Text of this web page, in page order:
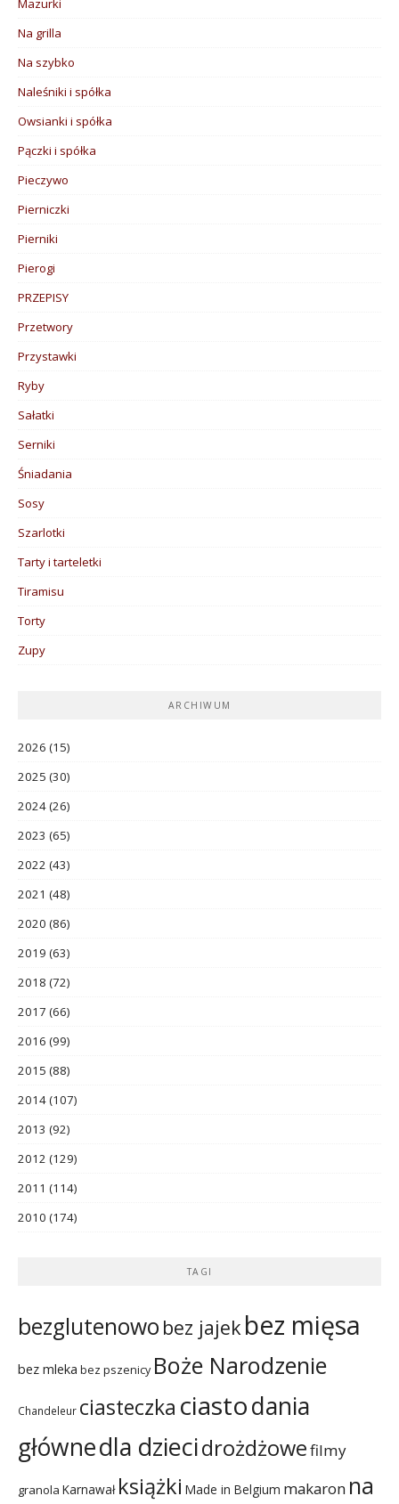
Mazurki
Na grilla
Na szybko
Naleśniki i spółka
Owsianki i spółka
Pączki i spółka
Pieczywo
Pierniczki
Pierniki
Pierogi
PRZEPISY
Przetwory
Przystawki
Ryby
Sałatki
Serniki
Śniadania
Sosy
Szarlotki
Tarty i tarteletki
Tiramisu
Torty
Zupy
ARCHIWUM
2026 (15)
2025 (30)
2024(26)
2023 (65)
2022 (43)
2021 (48)
2020 (86)
2019 (63)
2018 (72)
2017 (66)
2016 (99)
2015 (88)
2014(107)
2013 (92)
2012 (129)
2011 (114)
2010 (174)
TAGI
bezglutenowo bez jajek bez mięsa
bez mleka bez pszenicy Boże Narodzenie
Chandeleur ciasteczka ciastodania
głównedla dziecidrożdżowefilmy
granola Karnawał książki Made in Belgium makaron na